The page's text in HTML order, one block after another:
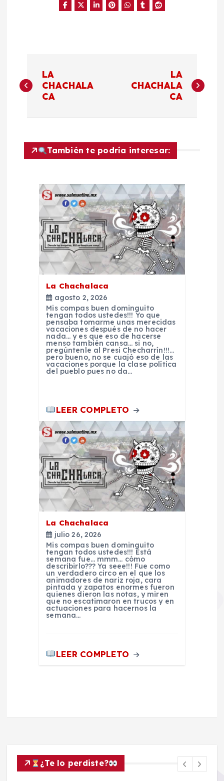
a
e
g
LA
CHACHALA
CA
LA
CHACHALA
CA
También te podría interesar:
La Chachalaca
agosto 2, 2026
Mis compas buen dominguito
tengan todos ustedes!!! Yo que
pensaba tomarme unas merecidas
vacaciones después de no hacer
nada… y es que eso de hacerse
menso también cansa… si no,
pregúntenle al Presi Checharrín!!!…
pero bueno, no se cuajó eso de las
vacaciones porque la clase política
del pueblo pues no da…
LEER COMPLETO
La Chachalaca
julio 26, 2026
Mis compas buen dominguito
tengan todos ustedes!!! Está
semana fue… mmm… cómo
describirlo??? Ya seee!!! Fue como
un verdadero circo en el que los
animadores de nariz roja, cara
pintada y zapatos enormes fueron
quienes dieron las notas, y miren
que no escatimaron en trucos y en
actuaciones para hacernos la
semana…
LEER COMPLETO
¿Te lo perdiste?